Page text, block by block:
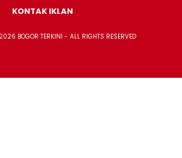
KONTAK IKLAN
BOGOR TERKINI - ALL RIGHTS RESERVED